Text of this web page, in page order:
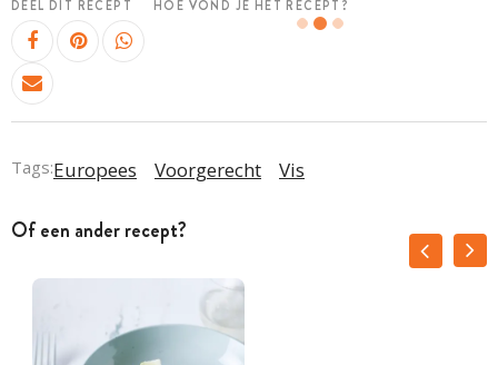
DEEL DIT RECEPT HOE VOND JE HET RECEPT?
Tags:Europees Voorgerecht Vis
Of een ander recept?